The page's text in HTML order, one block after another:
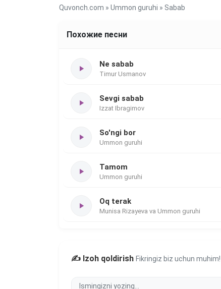
Quvonch.com » Ummon guruhi » Sabab
Похожие песни
Ne sabab
Timur Usmanov
Sevgi sabab
Izzat Ibragimov
So'ngi bor
Ummon guruhi
Tamom
Ummon guruhi
Oq terak
Munisa Rizayeva va Ummon guruhi
✍️ Izoh qoldirish Fikringiz biz uchun muhim!